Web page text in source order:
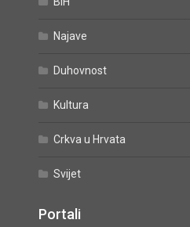
Najave
Duhovnost
Kultura
Crkva u Hrvata
Svijet
Portali